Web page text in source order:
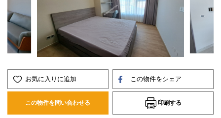
お気に入りに追加 この物件をシェア
この物件を問い合わせる 印刷する